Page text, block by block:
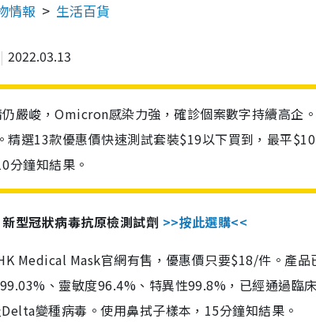
情報 生活百貨
2022.03.13
嚴峻，Omicron感染力強，確診個案數字持續高企
精選13款優惠價快速測試套裝$19以下買到，最平
分鐘知結果。
型冠狀病毒抗原檢測試劑 >>按此選購<<
Medical Mask官網有售，優惠價只要$18/件。產
、靈敏度96.4%、特異性99.8%，已經通過臨
變種病毒。使用鼻拭子樣本，15分鐘知結果。